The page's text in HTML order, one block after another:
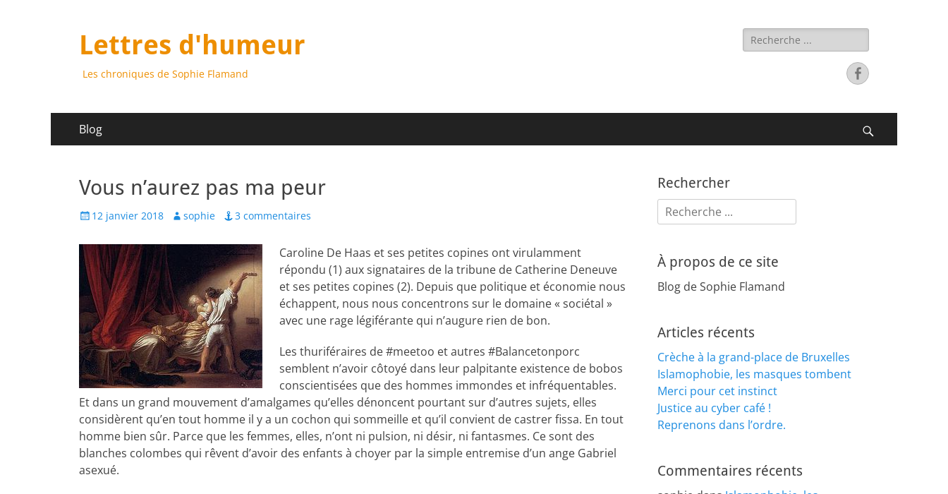
Lettres d'humeur
Les chroniques de Sophie Flamand
Rechercher :
Facebook
Menu
principal
Aller
Blog
Vous n’aurez pas ma peur
Posted
12 janvier 2018 Author
sophie 3 commentaires
Caroline De Haas et ses petites copines ont virulamment
répondu (1) aux signataires de la tribune de Catherine Deneuve
et ses petites copines (2). Depuis que politique et économie nous
échappent, nous nous concentrons sur le domaine « sociétal »
avec une rage légiférante qui n’augure rien de bon.
Les thuriféraires de #meetoo et autres #Balancetonporc
semblent n’avoir côtoyé dans leur palpitante existence de bobos
conscientisées que des hommes immondes et infréquentables.
Et dans un grand mouvement d’amalgames qu’elles dénoncent pourtant sur d’autres sujets, elles
considèrent qu’en tout homme il y a un cochon qui sommeille et qu’il convient de castrer fissa. En tout
homme bien sûr. Parce que les femmes, elles, n’ont ni pulsion, ni désir, ni fantasmes. Ce sont des
blanches colombes qui rêvent d’avoir des enfants à choyer par la simple entremise d’un ange Gabriel
asexué.
Rechercher
Rechercher :
À propos de ce site
Blog de Sophie Flamand
Articles récents
Crèche à la grand-place de Bruxelles
Islamophobie, les masques tombent
Merci pour cet instinct
Justice au cyber café !
Reprenons dans l’ordre.
Commentaires récents